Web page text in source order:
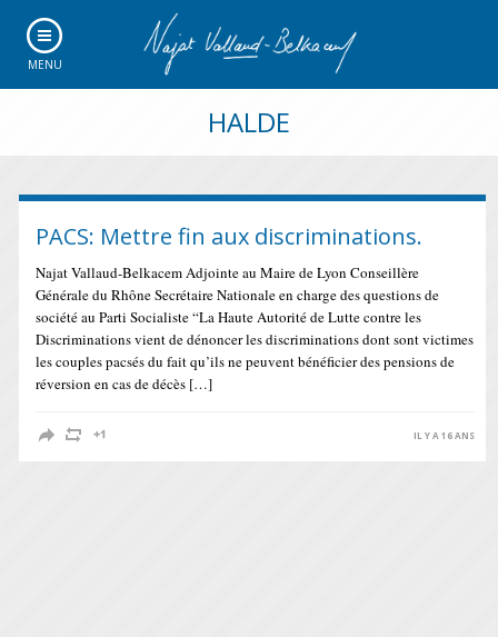
MENU
HALDE
PACS: Mettre fin aux discriminations.
Najat Vallaud-Belkacem Adjointe au Maire de Lyon Conseillère
Générale du Rhône Secrétaire Nationale en charge des questions de
société au Parti Socialiste “La Haute Autorité de Lutte contre les
Discriminations vient de dénoncer les discriminations dont sont victimes
les couples pacsés du fait qu’ils ne peuvent bénéficier des pensions de
réversion en cas de décès […]
IL Y A 16 ANS